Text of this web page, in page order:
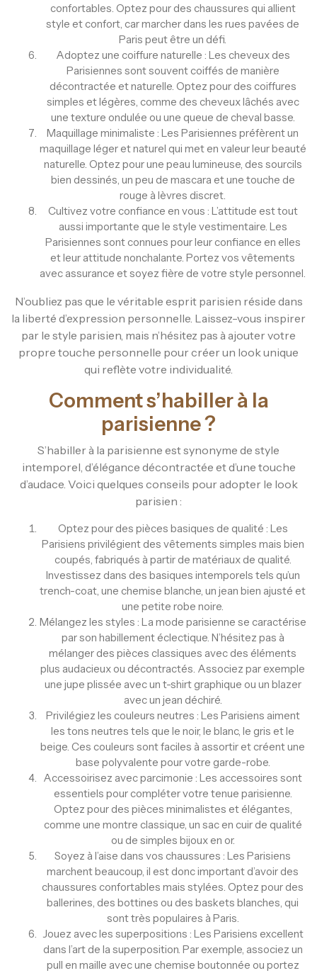
confortables. Optez pour des chaussures qui allient
style et confort, car marcher dans les rues pavées de
Paris peut être un défi.
Adoptez une coiffure naturelle : Les cheveux des
Parisiennes sont souvent coiffés de manière
décontractée et naturelle. Optez pour des coiffures
simples et légères, comme des cheveux lâchés avec
une texture ondulée ou une queue de cheval basse.
Maquillage minimaliste : Les Parisiennes préfèrent un
maquillage léger et naturel qui met en valeur leur beauté
naturelle. Optez pour une peau lumineuse, des sourcils
bien dessinés, un peu de mascara et une touche de
rouge à lèvres discret.
Cultivez votre confiance en vous : L’attitude est tout
aussi importante que le style vestimentaire. Les
Parisiennes sont connues pour leur confiance en elles
et leur attitude nonchalante. Portez vos vêtements
avec assurance et soyez fière de votre style personnel.
N’oubliez pas que le véritable esprit parisien réside dans
la liberté d’expression personnelle. Laissez-vous inspirer
par le style parisien, mais n’hésitez pas à ajouter votre
propre touche personnelle pour créer un look unique
qui reflète votre individualité.
Comment s’habiller à la
parisienne ?
S’habiller à la parisienne est synonyme de style
intemporel, d’élégance décontractée et d’une touche
d’audace. Voici quelques conseils pour adopter le look
parisien :
Optez pour des pièces basiques de qualité : Les
Parisiens privilégient des vêtements simples mais bien
coupés, fabriqués à partir de matériaux de qualité.
Investissez dans des basiques intemporels tels qu’un
trench-coat, une chemise blanche, un jean bien ajusté et
une petite robe noire.
Mélangez les styles : La mode parisienne se caractérise
par son habillement éclectique. N’hésitez pas à
mélanger des pièces classiques avec des éléments
plus audacieux ou décontractés. Associez par exemple
une jupe plissée avec un t-shirt graphique ou un blazer
avec un jean déchiré.
Privilégiez les couleurs neutres : Les Parisiens aiment
les tons neutres tels que le noir, le blanc, le gris et le
beige. Ces couleurs sont faciles à assortir et créent une
base polyvalente pour votre garde-robe.
Accessoirisez avec parcimonie : Les accessoires sont
essentiels pour compléter votre tenue parisienne.
Optez pour des pièces minimalistes et élégantes,
comme une montre classique, un sac en cuir de qualité
ou de simples bijoux en or.
Soyez à l’aise dans vos chaussures : Les Parisiens
marchent beaucoup, il est donc important d’avoir des
chaussures confortables mais stylées. Optez pour des
ballerines, des bottines ou des baskets blanches, qui
sont très populaires à Paris.
Jouez avec les superpositions : Les Parisiens excellent
dans l’art de la superposition. Par exemple, associez un
pull en maille avec une chemise boutonnée ou portez